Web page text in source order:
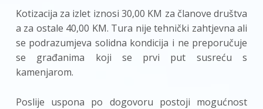
Kotizacija za izlet iznosi 30,00 KM za članove društva
a za ostale 40,00 KM. Tura nije tehnički zahtjevna ali
se podrazumjeva solidna kondicija i ne preporučuje
se građanima koji se prvi put susreću s
kamenjarom.
Poslije uspona po dogovoru postoji mogućnost